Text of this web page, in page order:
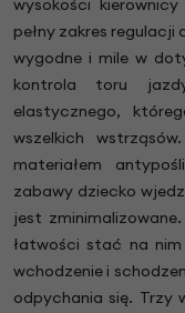
wysokości
pełny zakres regulacji
wygodne i mile w
kontrola toru
elastycznego,
wszelkich
materiałem
zabawy dziecko
jest
łatwości stać na
wchodzenie i
odpychania się. Trzy